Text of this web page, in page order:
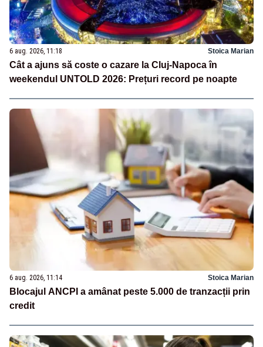
6 aug. 2026, 11:18 Stoica Marian
Cât a ajuns să coste o cazare la Cluj-Napoca în
weekendul UNTOLD 2026: Prețuri record pe noapte
6 aug. 2026, 11:14 Stoica Marian
Blocajul ANCPI a amânat peste 5.000 de tranzacții prin
credit